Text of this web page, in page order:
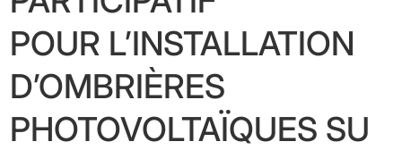
POUR L’INSTALLATION
D’OMBRIÈRES
PHOTOVOLTAÏQUES SU